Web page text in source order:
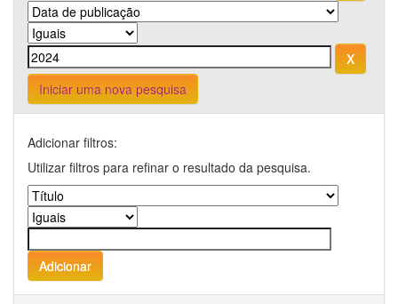
Iniciar uma nova pesquisa
Adicionar filtros:
Utilizar filtros para refinar o resultado da pesquisa.